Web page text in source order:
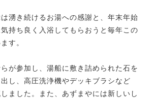
は湧き続けるお湯への感謝と、年末年始
持ち良く入浴してもらおうと毎年この
す。
が参加し、湯船に敷き詰められた石を
し、高圧洗浄機やデッキブラシなど
ました。また、あずまやには新しいし